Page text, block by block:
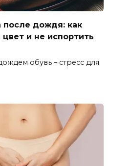
после дождя: как
цвет и не испортить
обувь – стресс для